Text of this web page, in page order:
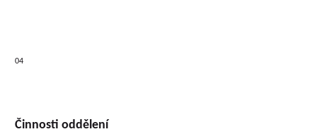
04
Činnosti oddělení